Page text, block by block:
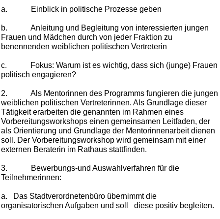
a. Einblick in politische Prozesse geben
b. Anleitung und Begleitung von interessierten jungen
Frauen und Mädchen durch von jeder Fraktion zu
benennenden weiblichen politischen Vertreterin
c. Fokus: Warum ist es wichtig, dass sich (junge) Frauen
politisch engagieren?
2. Als Mentorinnen des Programms fungieren die jungen
weiblichen politischen Vertreterinnen. Als Grundlage dieser
Tätigkeit erarbeiten die genannten im Rahmen eines
Vorbereitungsworkshops einen gemeinsamen Leitfaden, der
als Orientierung und Grundlage der Mentorinnenarbeit dienen
soll. Der Vorbereitungsworkshop wird gemeinsam miteiner
externen Beraterin im Rathaus stattfinden.
3. Bewerbungs-und Auswahlverfahren für die
Teilnehmerinnen:
a. Das Stadtverordnetenbüro übernimmt die
organisatorischen Aufgaben und soll diese positiv begleiten.